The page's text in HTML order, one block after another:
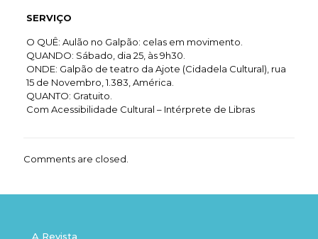
SERVIÇO
O QUÊ: Aulão no Galpão: celas em movimento.
QUANDO: Sábado, dia 25, às 9h30.
ONDE: Galpão de teatro da Ajote (Cidadela Cultural), rua
15 de Novembro, 1.383, América.
QUANTO: Gratuito.
Com Acessibilidade Cultural – Intérprete de Libras
Comments are closed.
A Revista